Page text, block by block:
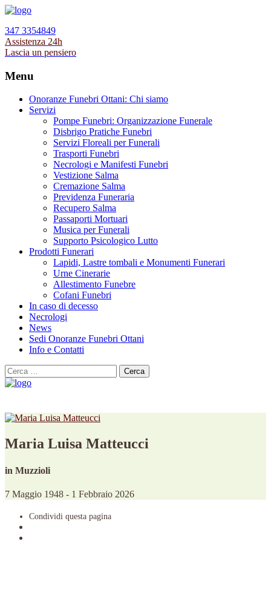
347 3354849
Assistenza 24h
Lascia un pensiero
Menu
Onoranze Funebri Ottani: Chi siamo
Servizi
Pompe Funebri: Organizzazione Funerale
Disbrigo Pratiche Funebri
Servizi Floreali per Funerali
Trasporti Funebri
Necrologi e Manifesti Funebri
Vestizione Salma
Cremazione Salma
Previdenza Funeraria
Recupero Salma
Passaporti Mortuari
Musica per Funerali
Supporto Psicologico Lutto
Prodotti Funerari
Lapidi, Lastre tombali e Monumenti Funerari
Urne Cinerarie
Allestimento Funebre
Cofani Funebri
In caso di decesso
Necrologi
News
Sedi Onoranze Funebri Ottani
Info e Contatti
Cerca
per:
Maria Luisa Matteucci
in Muzzioli
7 Maggio 1948 - 1 Febbraio 2026
Condividi questa pagina